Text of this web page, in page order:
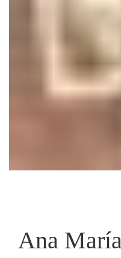
Ana